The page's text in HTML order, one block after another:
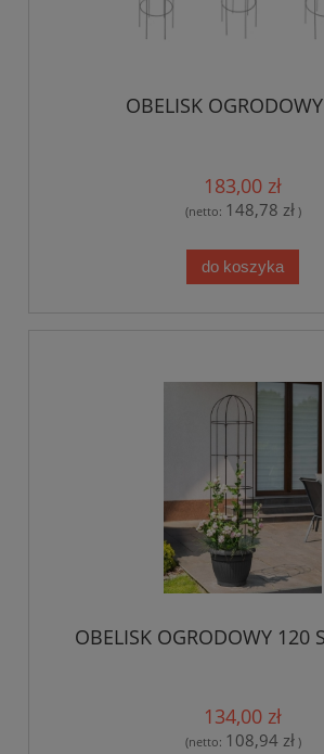
OBELISK
183,00 zł
(netto: 148,78 zł)
do koszyka
OBELISK OGRODOWY 120
134,00 zł
(netto: 108,94 zł)